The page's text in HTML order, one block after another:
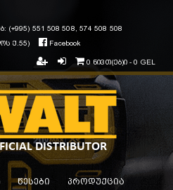
(+995) 551 508 508, 574 508 508
ქ.55)
Facebook
0 ნივთ(ებ)ი - 0 GEL
წესები
პროდუქცია